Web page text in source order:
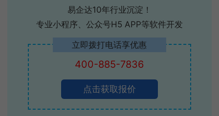
易企达10年行业沉淀！
专业小程序、公众号H5 APP等软件开发
立即拨打电话享优惠
400-885-7836
点击获取报价